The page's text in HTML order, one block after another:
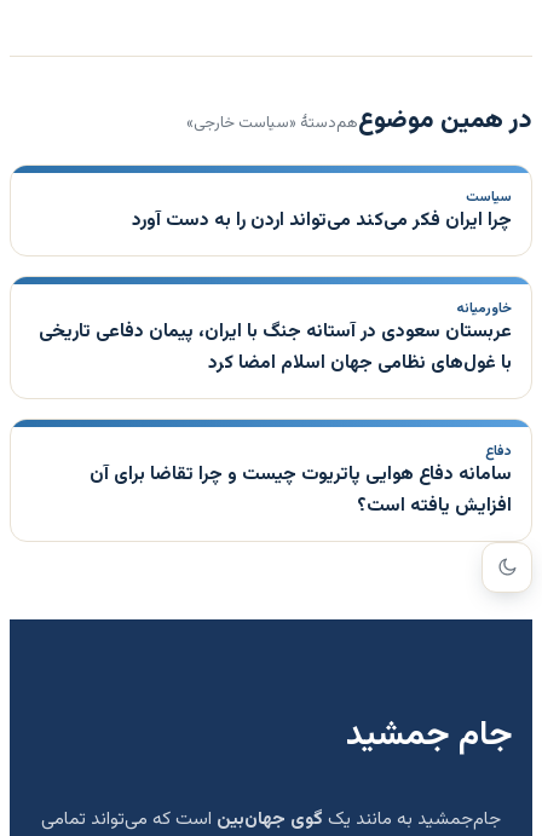
در همین موضوعهم‌دستهٔ «سیاست خارجی»
سیاست
چرا ایران فکر می‌کند می‌تواند اردن را به دست آورد
خاورمیانه
عربستان سعودی در آستانه جنگ با ایران، پیمان دفاعی تاریخی
با غول‌های نظامی جهان اسلام امضا کرد
دفاع
سامانه دفاع هوایی پاتریوت چیست و چرا تقاضا برای آن
افزایش یافته است؟
جام جمشید
جام‌جمشید به مانند یک گوی جهان‌بین است که می‌تواند تمامی